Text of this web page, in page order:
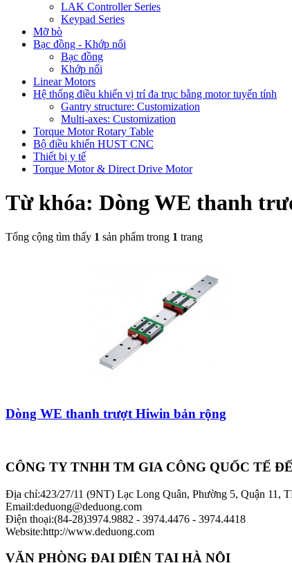
LAK Controller Series
Keypad Series
Mỡ bò
Bạc đồng - Khớp nối
Bạc đồng
Khớp nối
Linear Motors
Hệ thống điều khiển vị trí đa trục bằng motor tuyến tính
Gantry structure: Customization
Multi-axes: Customization
Torque Motor Rotary Table
Bộ điều khiển HUST CNC
Thiết bị y tế
Torque Motor & Direct Drive Motor
Từ khóa: Dòng WE thanh
Tổng cộng tìm thấy 1 sản phẩm trong 1 trang
Dòng WE thanh trượt Hiwin bản rộng
CÔNG TY TNHH TM GIA CÔNG QUỐC TẾ
Địa chỉ:423/27/11 (9NT) Lạc Long Quân, Phường 5, Quận 11,
Email:deduong@deduong.com
Điện thoại:(84-28)3974.9882 - 3974.4476 - 3974.4418
Website:http://www.deduong.com
VĂN PHÒNG ĐẠI DIỆN TẠI HÀ NỘI